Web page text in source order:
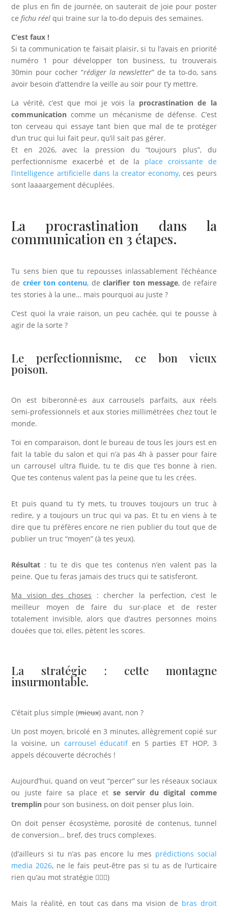
de plus en fin de journée, on sauterait de joie pour poster
cefichu réel qui traine sur la to-do depuis des semaines.
C’est faux !
Si ta communication te faisait plaisir, si tu l’avais en priorité
numéro 1 pour développer ton business, tu trouverais
30min pour cocher “rédiger la newsletter” de ta to-do, sans
avoir besoin d’attendre la veille au soir pour t’y mettre.
La vérité, c’est que moi je vois la procrastination de la
communication comme un mécanisme de défense. C’est
ton cerveau qui essaye tant bien que mal de te protéger
d’un truc qui lui fait peur, qu’il sait pas gérer.
Et en 2026, avec la pression du “toujours plus”, du
perfectionnisme exacerbé et de la place croissante de
l’intelligence artificielle dans la creator economy, ces peurs
sont laaaargement décuplées.
La procrastination dans la
communication en 3 étapes.
Tu sens bien que tu repousses inlassablement l’échéance
de créer ton contenu, declarifier ton message, de refaire
tes stories à la une… mais pourquoi au juste ?
C’est quoi la vraie raison, un peu cachée, qui te pousse à
agir de la sorte ?
Le perfectionnisme, ce bon vieux
poison.
On est biberonné·es aux carrousels parfaits, aux réels
semi-professionnels et aux stories millimétrées chez tout le
monde.
Toi en comparaison, dont le bureau de tous les jours est en
fait la table du salon et qui n’a pas 4h à passer pour faire
un carrousel ultra fluide, tu te dis que t’es bonne à rien.
Que tes contenus valent pas la peine que tu les crées.
Et puis quand tu t’y mets, tu trouves toujours un truc à
redire, y a toujours un truc qui va pas. Et tu en viens à te
dire que tu préfères encore ne rien publier du tout que de
publier un truc “moyen” (à tes yeux).
Résultat : tu te dis que tes contenus n’en valent pas la
peine. Que tu feras jamais des trucs qui te satisferont.
Ma vision des choses : chercher la perfection, c’est le
meilleur moyen de faire du sur-place et de rester
totalement invisible, alors que d’autres personnes moins
douées que toi, elles, pètent les scores.
La stratégie : cette montagne
insurmontable.
C’était plus simple (mieux) avant, non ?
Un post moyen, bricolé en 3 minutes, allègrement copié sur
la voisine, un carrousel éducatifen 5 parties ET HOP, 3
appels découverte décrochés !
Aujourd’hui, quand on veut “percer” sur les réseaux sociaux
ou juste faire sa place etse servir du digital comme
tremplin pour son business, on doit penser plus loin.
On doit penser écosystème, porosité de contenus, tunnel
de conversion… bref, des trucs complexes.
(d’ailleurs si tu n’as pas encore lu mes prédictions social
media 2026, ne le fais peut-être pas si tu as de l’urticaire
rien qu’au mot stratégie 🤷🏻‍♀️)
Mais la réalité, en tout cas dans ma vision de bras droit